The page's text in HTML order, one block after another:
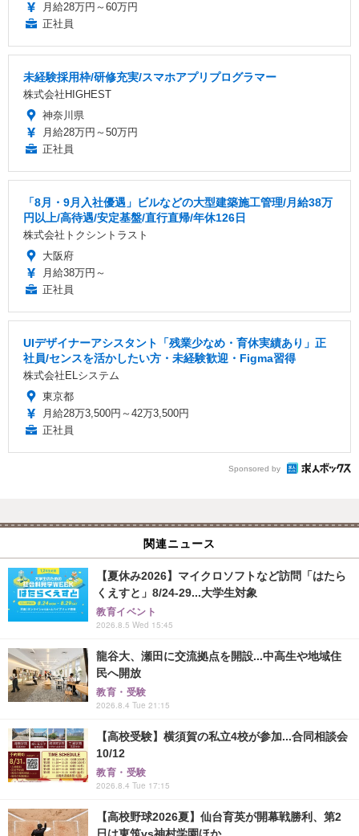
月給28万円～60万円
正社員
未経験採用枠/研修充実/スマホアプリプログラマー
株式会社HIGHEST
神奈川県
月給28万円～50万円
正社員
「8月・9月入社優遇」ビルなどの大型建築施工管理/月給38万
円以上/高待遇/安定基盤/直行直帰/年休126日
株式会社トクシントラスト
大阪府
月給38万円～
正社員
UIデザイナーアシスタント「残業少なめ・育休実績あり」正
社員/センスを活かしたい方・未経験歓迎・Figma習得
株式会社ELシステム
東京都
月給28万3,500円～42万3,500円
正社員
Sponsored by
関連ニュース
【夏休み2026】マイクロソフトなど訪問「はたら
くえすと」8/24-29...大学生対象
教育イベント
2026.8.5 Wed 15:45
龍谷大、瀬田に交流拠点を開設...中高生や地域住
民へ開放
教育・受験
2026.8.4 Tue 21:15
【高校受験】横須賀の私立4校が参加...合同相談会
10/12
教育・受験
2026.8.4 Tue 17:15
【高校野球2026夏】仙台育英が開幕戦勝利、第2